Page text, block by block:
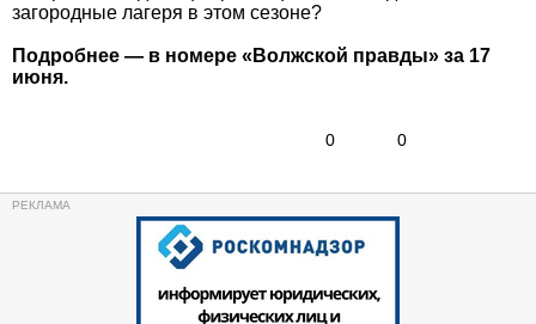
загородные лагеря в этом сезоне?
Подробнее — в номере «Волжской правды» за 17
июня.
0 0